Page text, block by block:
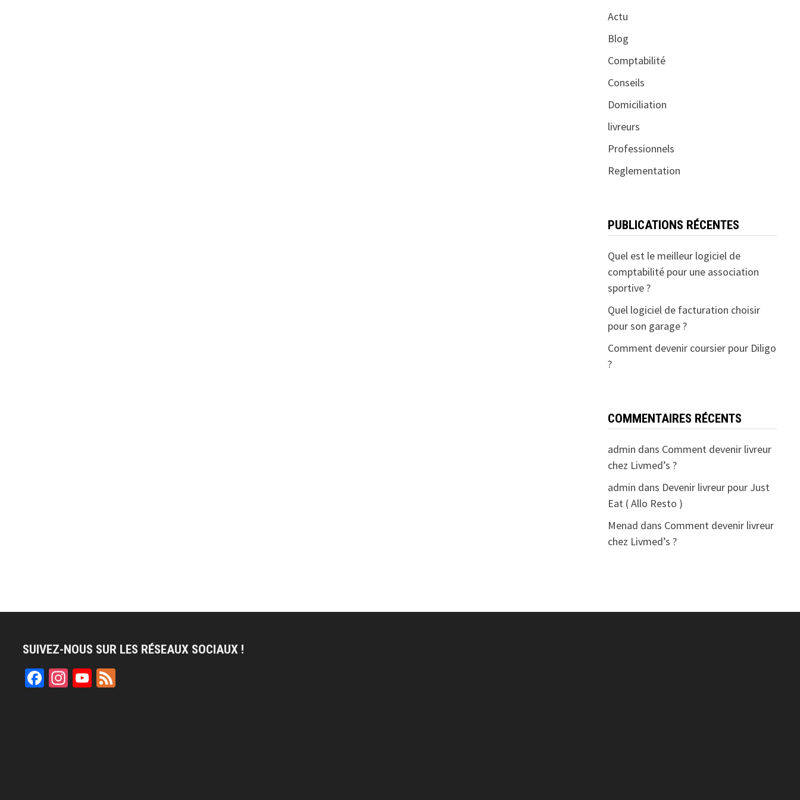
Actu
Blog
Comptabilité
Conseils
Domiciliation
livreurs
Professionnels
Reglementation
PUBLICATIONS RÉCENTES
Quel est le meilleur logiciel de
comptabilité pour une association
sportive ?
Quel logiciel de facturation choisir
pour son garage ?
Comment devenir coursier pour Diligo
?
COMMENTAIRES RÉCENTS
admin dans Comment devenir livreur
chez Livmed’s ?
admin dans Devenir livreur pour Just
Eat ( Allo Resto )
Menad dans Comment devenir livreur
chez Livmed’s ?
SUIVEZ-NOUS SUR LES RÉSEAUX SOCIAUX !
Facebook
Instagram
YouTube